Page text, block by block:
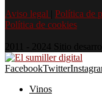
Aviso legal Política de
Política de cookies
2011 - 2024 Sitio
FacebookTwitter
Vinos